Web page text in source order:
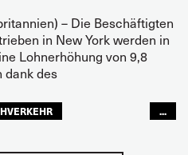
– Die Beschäftigten
in New York werden in
Lohnerhöhung von 9,8
dank des
...